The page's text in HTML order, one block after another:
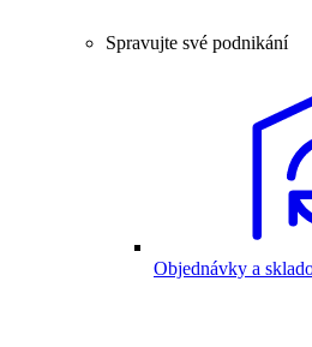
Spravujte své podnikání
Objednávky a